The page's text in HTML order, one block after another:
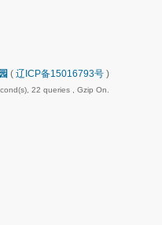
( 辽ICP备15016793号 )
22 queries , Gzip On.